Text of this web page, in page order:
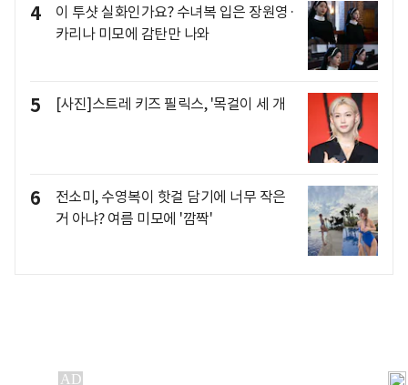
4
이 투샷 실화인가요? 수녀복 입은 장원영·
카리나 미모에 감탄만 나와
5 [사진]스트레 키즈 필릭스, '목걸이 세 개
6
전소미, 수영복이 핫걸 담기에 너무 작은
거 아냐? 여름 미모에 '깜짝'